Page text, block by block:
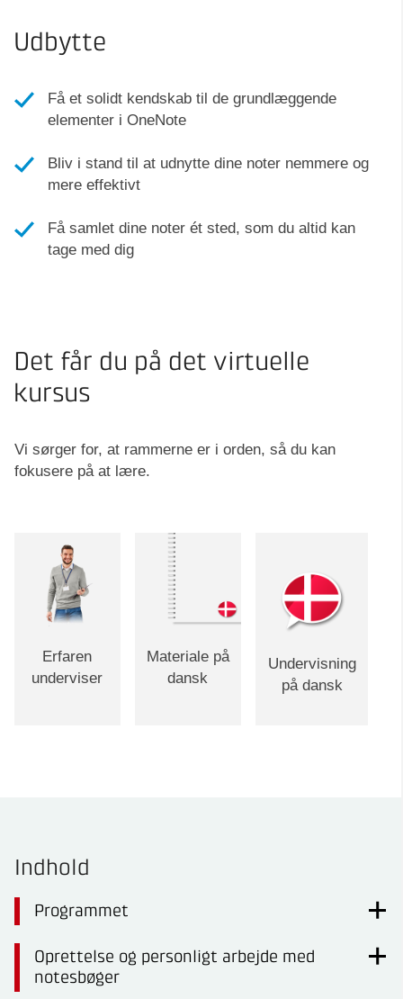
Udbytte
Få et solidt kendskab til de grundlæggende
elementer i OneNote
Bliv i stand til at udnytte dine noter nemmere og
mere effektivt
Få samlet dine noter ét sted, som du altid kan
tage med dig
Det får du på det virtuelle
kursus
Vi sørger for, at rammerne er i orden, så du kan
fokusere på at lære.
Erfaren
underviser
Materiale på
dansk
Undervisning
på dansk
Indhold
Programmet
Oprettelse og personligt arbejde med
notesbøger